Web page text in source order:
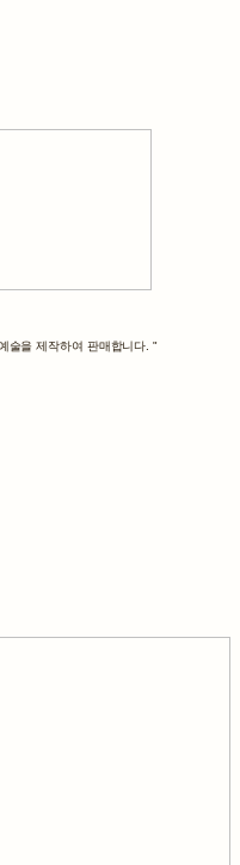
술을 제작하여 판매합니다. "